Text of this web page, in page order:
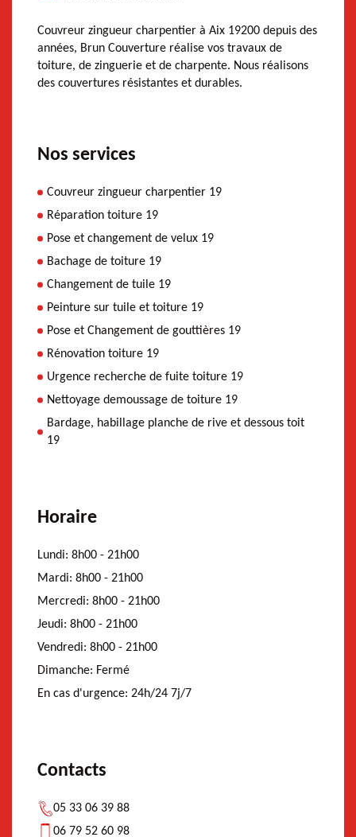
Couvreur zingueur charpentier à Aix 19200 depuis des
années, Brun Couverture réalise vos travaux de
toiture, de zinguerie et de charpente. Nous réalisons
des couvertures résistantes et durables.
Nos services
Couvreur zingueur charpentier 19
Réparation toiture 19
Pose et changement de velux 19
Bachage de toiture 19
Changement de tuile 19
Peinture sur tuile et toiture 19
Pose et Changement de gouttières 19
Rénovation toiture 19
Urgence recherche de fuite toiture 19
Nettoyage demoussage de toiture 19
Bardage, habillage planche de rive et dessous toit
19
Horaire
Lundi: 8h00 - 21h00
Mardi: 8h00 - 21h00
Mercredi: 8h00 - 21h00
Jeudi: 8h00 - 21h00
Vendredi: 8h00 - 21h00
Dimanche: Fermé
En cas d'urgence: 24h/24 7j/7
Contacts
05 33 06 39 88
06 79 52 60 98